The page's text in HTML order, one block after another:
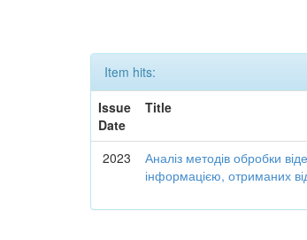
Item hits:
Issue
Date
Title
2023
Аналіз методів обробки
інформацією, отриманих